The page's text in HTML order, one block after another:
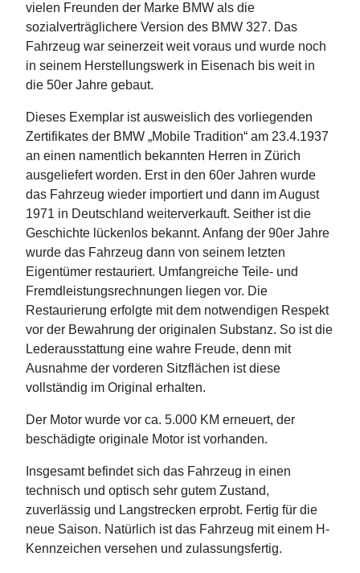
vielen Freunden der Marke BMW als die
sozialverträglichere Version des BMW 327. Das
Fahrzeug war seinerzeit weit voraus und wurde noch
in seinem Herstellungswerk in Eisenach bis weit in
die 50er Jahre gebaut.
Dieses Exemplar ist ausweislich des vorliegenden
Zertifikates der BMW „Mobile Tradition“ am 23.4.1937
an einen namentlich bekannten Herren in Zürich
ausgeliefert worden. Erst in den 60er Jahren wurde
das Fahrzeug wieder importiert und dann im August
1971 in Deutschland weiterverkauft. Seither ist die
Geschichte lückenlos bekannt. Anfang der 90er Jahre
wurde das Fahrzeug dann von seinem letzten
Eigentümer restauriert. Umfangreiche Teile- und
Fremdleistungsrechnungen liegen vor. Die
Restaurierung erfolgte mit dem notwendigen Respekt
vor der Bewahrung der originalen Substanz. So ist die
Lederausstattung eine wahre Freude, denn mit
Ausnahme der vorderen Sitzflächen ist diese
vollständig im Original erhalten.
Der Motor wurde vor ca. 5.000 KM erneuert, der
beschädigte originale Motor ist vorhanden.
Insgesamt befindet sich das Fahrzeug in einen
technisch und optisch sehr gutem Zustand,
zuverlässig und Langstrecken erprobt. Fertig für die
neue Saison. Natürlich ist das Fahrzeug mit einem H-
Kennzeichen versehen und zulassungsfertig.